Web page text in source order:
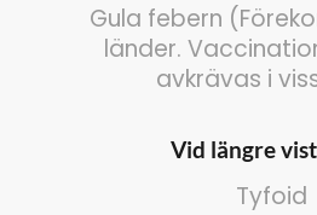
Gula febern
länder.
avkrävas i
Vid längre
Tyfoid